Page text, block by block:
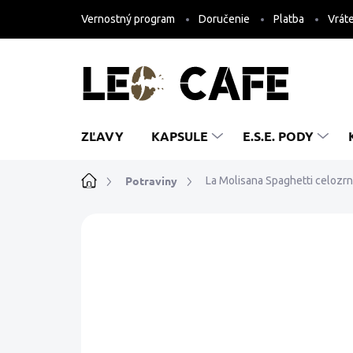
obsah
Vernostný program Doručenie Platba
ZĽAVY KAPSULE E.S.E. PODY
DomovPotraviny La Molisana Spaghetti